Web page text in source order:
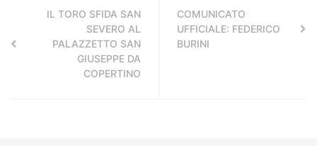
IL TORO SFIDA SAN
SEVERO AL
PALAZZETTO SAN
GIUSEPPE DA
COPERTINO
COMUNICATO
UFFICIALE: FEDERICO
BURINI